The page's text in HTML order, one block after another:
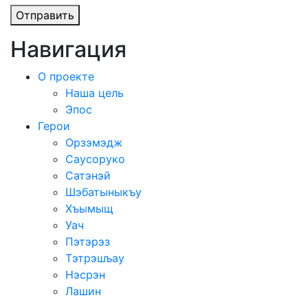
Отправить
Навигация
О проекте
Наша цель
Эпос
Герои
Орзэмэдж
Саусоруко
Сатэнэй
Шэбатыныкъу
Хъымыщ
Уач
Пэтэрэз
Тэтрэшъау
Нэсрэн
Лашин